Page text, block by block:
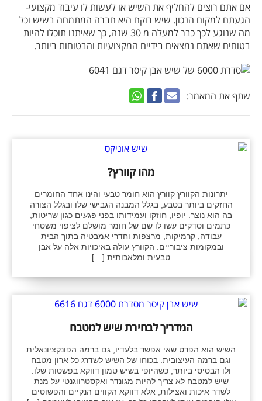
אם אתם רוצים להחליף את השיש או לעשות לו עיבוד מקצועי-
הגעתם למקום הנכון. שיש רוקח היא חברה המתמחה בשיש וכל
מה שנוגע לכך כבר למעלה מ 30 שנה, כך שאיתנו תוכלו להיות
בטוחים שאתם נמצאים בידיים המקצועיות והבטוחות ביותר.
שתף את המאמר:
מהו קוורץ?
יתרונות הקוורץ קוורץ הוא חומר טבעי והינו אחד החומרים
החזקים ביותר בטבע, בגלל המבנה הגבישי שלו ובגלל הצורה
בה הוא נוצר. יופיו, חוזקו ועמידותו בפני פגעים כגון שריטות,
כתמים וסדקים עשו לו שם של חומר מושלם לציפוי משטחי
עבודה, קרמיקות, מרצפות וחדרי אמבטיה בתוך הבית
ובמקומות ציבוריים. הקוורץ עולה באיכויות אלה על אבן
טבעית ומלאכותית […]
המדריך לבחירת שיש למטבח
השיש הוא הפרט שאי אפשר בלעדיו, גם ברמה הפונקציונאלית
וגם ברמה העיצובית. בכוחו של השיש לשדרג כל ארון מטבח
ולו הבסיסי ביותר, כשהיופי בשיש טמון דווקא בפשטות שלו.
שיש למטבח לא צריך להיות מגונדר ואקסטרווגנטי על מנת
לשדר איכות ואצילות, אלא דווקא הקווים הנקיים והפשוטים